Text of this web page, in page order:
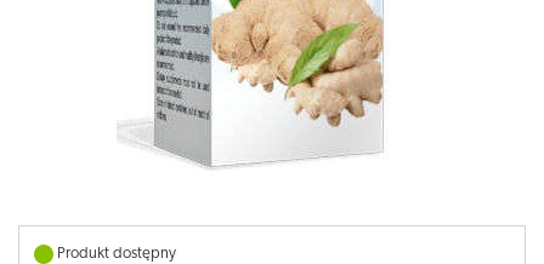
Produkt dostępny